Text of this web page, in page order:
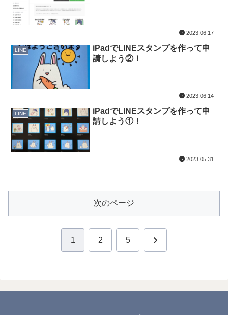
2023.06.17
LINE
iPadでLINEスタンプを作って申
請しよう②！
2023.06.14
LINE
iPadでLINEスタンプを作って申
請しよう①！
2023.05.31
次のページ
1 2 5 次